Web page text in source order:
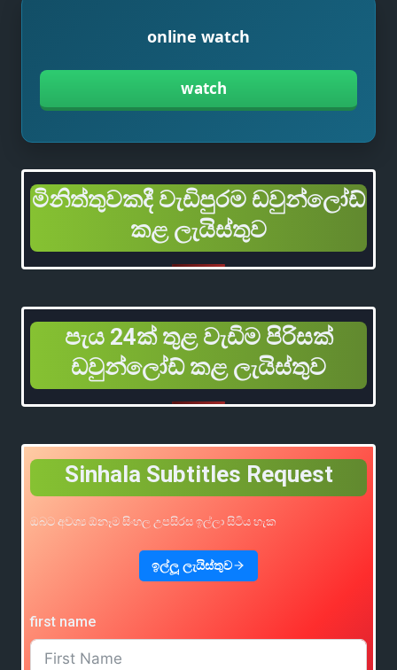
online watch
watch
මිනිත්තුවකදී වැඩිපුරම ඩවුන්ලෝඩ්
කළ ලැයිස්තුව
පැය 24ක් තුළ වැඩිම පිරිසක්
ඩවුන්ලෝඩ් කළ ලැයිස්තුව
Sinhala Subtitles Request
ඔබට අවශ්‍ය ඕනෑම සිංහල උපසිරස ඉල්ලා සිටිය හැක
ඉල්ලූ ලැයිස්තුව
first name